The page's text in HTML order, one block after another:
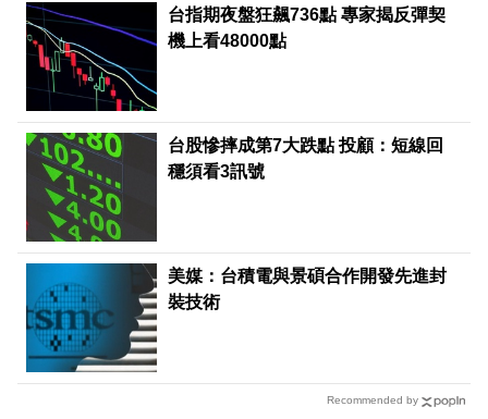
台指期夜盤狂飆736點 專家揭反彈契
機上看48000點
台股慘摔成第7大跌點 投顧：短線回
穩須看3訊號
美媒：台積電與景碩合作開發先進封
裝技術
Recommended by